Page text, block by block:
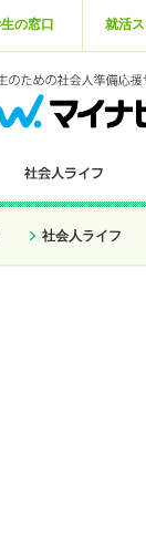
の窓口 就活
社会人ライフ